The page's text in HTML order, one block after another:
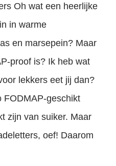
Oh wat een heerlijke
in warme
en marsepein? Maar
proof is? Ik heb wat
lekkers eet jij dan?
FODMAP-geschikt
zijn van suiker. Maar
oef! Daarom